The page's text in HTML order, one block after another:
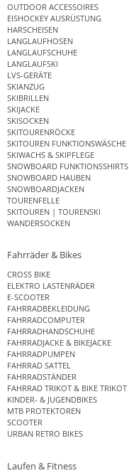
OUTDOOR ACCESSOIRES
EISHOCKEY AUSRÜSTUNG
HARSCHEISEN
LANGLAUFHOSEN
LANGLAUFSCHUHE
LANGLAUFSKI
LVS-GERÄTE
SKIANZUG
SKIBRILLEN
SKIJACKE
SKISOCKEN
SKITOURENRÖCKE
SKITOUREN FUNKTIONSWÄSCHE
SKIWACHS & SKIPFLEGE
SNOWBOARD FUNKTIONSSHIRTS
SNOWBOARD HAUBEN
SNOWBOARDJACKEN
TOURENFELLE
SKITOUREN | TOURENSKI
WANDERSOCKEN
Fahrräder & Bikes
CROSS BIKE
ELEKTRO LASTENRÄDER
E-SCOOTER
FAHRRADBEKLEIDUNG
FAHRRADCOMPUTER
FAHRRADHANDSCHUHE
FAHRRADJACKE & BIKEJACKE
FAHRRADPUMPEN
FAHRRAD SATTEL
FAHRRADSTÄNDER
FAHRRAD TRIKOT & BIKE TRIKOT
KINDER- & JUGENDBIKES
MTB PROTEKTOREN
SCOOTER
URBAN RETRO BIKES
Laufen & Fitness